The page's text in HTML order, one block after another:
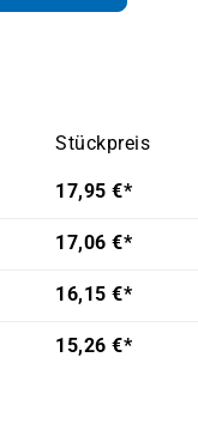
Stückpreis
17,95 €*
17,06 €*
16,15 €*
15,26 €*